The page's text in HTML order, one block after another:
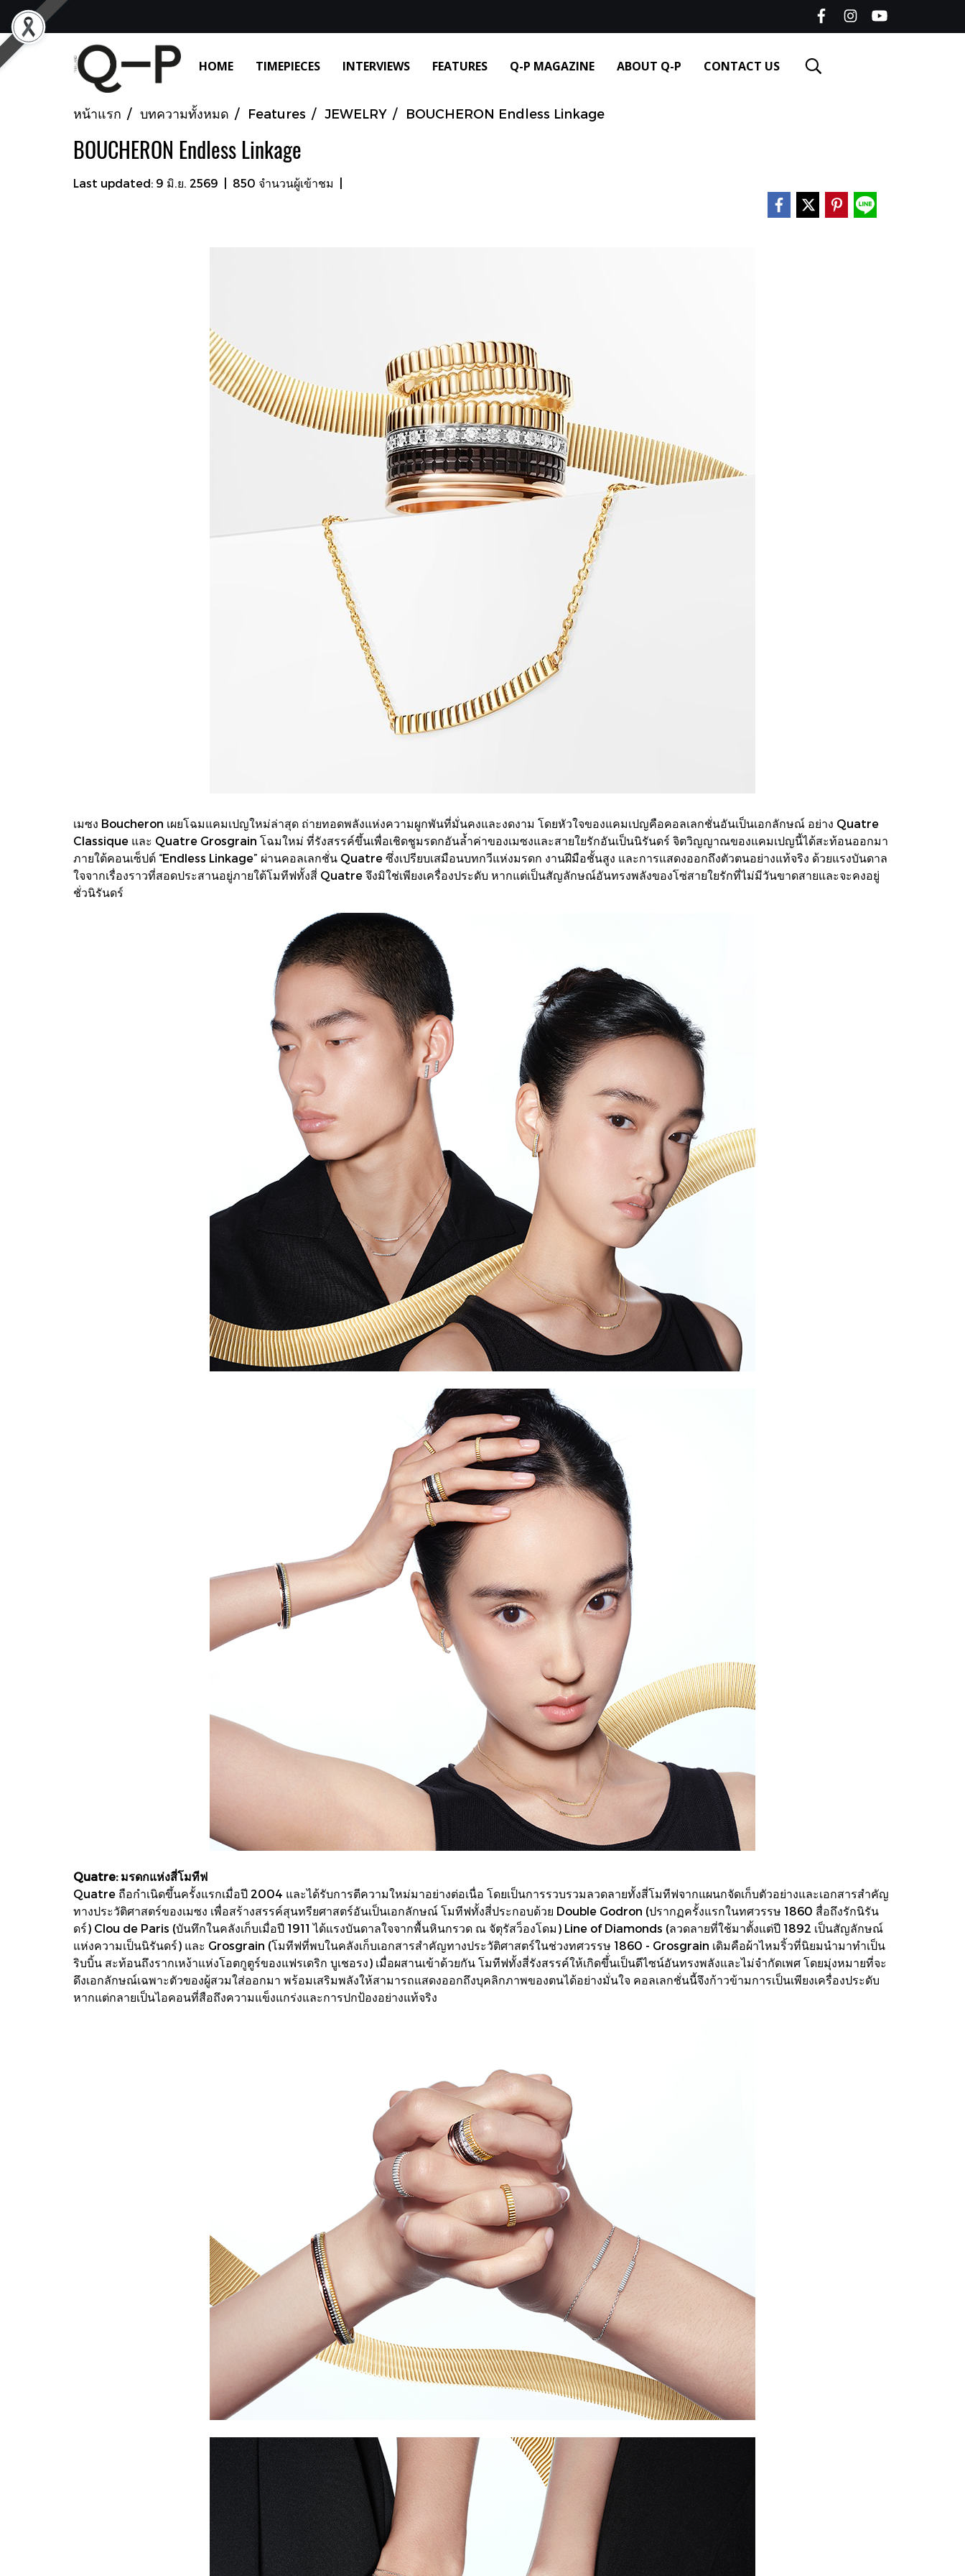
HOME TIMEPIECES INTERVIEWS FEATURES Q-P MAGAZINE ABOUT Q-P CONTACT US
หน้าแรก บทความทั้งหมด Features JEWELRY BOUCHERON Endless Linkage
BOUCHERON Endless Linkage
Last updated: 9 มิ.ย. 2569 850 จำนวนผู้เข้าชม
เมซง Boucheron เผยโฉมแคมเปญใหม่ล่าสุด ถ่ายทอดพลังแห่งความผูกพันที่มั่นคงและงดงาม โดยหัวใจของแคมเปญคือคอลเลกชั่นอันเป็นเอกลักษณ์ อย่าง Quatre
Classique และ Quatre Grosgrain โฉมใหม่ ที่รังสรรค์ขึ้นเพื่อเชิดชูมรดกอันล้ำค่าของเมซงและสายใยรักอันเป็นนิรันดร์ จิตวิญญาณของแคมเปญนี้ได้สะท้อนออกมา
ภายใต้คอนเซ็ปต์ “Endless Linkage” ผ่านคอลเลกชั่น Quatre ซึ่งเปรียบเสมือนบทกวีแห่งมรดก งานฝีมือชั้นสูง และการแสดงออกถึงตัวตนอย่างแท้จริง ด้วยแรงบันดาล
ใจจากเรื่องราวที่สอดประสานอยู่ภายใต้โมทีฟทั้งสี่ Quatre จึงมิใช่เพียงเครื่องประดับ หากแต่เป็นสัญลักษณ์อันทรงพลังของโซ่สายใยรักที่ไม่มีวันขาดสายและจะคงอยู่
ชั่วนิรันดร์
Quatre: มรดกแห่งสี่โมทีฟ
Quatre ถือกำเนิดขึ้นครั้งแรกเมื่อปี 2004 และได้รับการตีความใหม่มาอย่างต่อเนื่อ โดยเป็นการรวบรวมลวดลายทั้งสี่โมทีฟจากแผนกจัดเก็บตัวอย่างและเอกสารสำคัญ
ทางประวัติศาสตร์ของเมซง เพื่อสร้างสรรค์สุนทรียศาสตร์อันเป็นเอกลักษณ์ โมทีฟทั้งสี่ประกอบด้วย Double Godron (ปรากฏครั้งแรกในทศวรรษ 1860 สื่อถึงรักนิรัน
ดร์) Clou de Paris (บันทึกในคลังเก็บเมื่อปี 1911 ได้แรงบันดาลใจจากพื้นหินกรวด ณ จัตุรัสว็องโดม) Line of Diamonds (ลวดลายที่ใช้มาตั้งแต่ปี 1892 เป็นสัญลักษณ์
แห่งความเป็นนิรันดร์) และ Grosgrain (โมทีฟที่พบในคลังเก็บเอกสารสำคัญทางประวัติศาสตร์ในช่วงทศวรรษ 1860 - Grosgrain เดิมคือผ้าไหมริ้วที่นิยมนำมาทำเป็น
ริบบิ้น สะท้อนถึงรากเหง้าแห่งโอตกูตูร์ของแฟรเดริก บูเชอรง) เมื่อผสานเข้าด้วยกัน โมทีฟทั้งสี่รังสรรค์ให้เกิดขึ้่นเป็นดีไซน์อันทรงพลังและไม่จำกัดเพศ โดยมุ่งหมายที่จะ
ดึงเอกลักษณ์เฉพาะตัวของผู้สวมใส่ออกมา พร้อมเสริมพลังให้สามารถแสดงออกถึงบุคลิกภาพของตนได้อย่างมั่นใจ คอลเลกชั่นนี้จึงก้าวข้ามการเป็นเพียงเครื่องประดับ
หากแต่กลายเป็นไอคอนที่สือถึงความแข็งแกร่งและการปกป้องอย่างแท้จริง